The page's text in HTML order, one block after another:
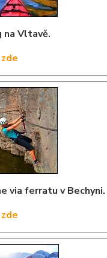
na Vltavě.
via ferratu v Bechyni.